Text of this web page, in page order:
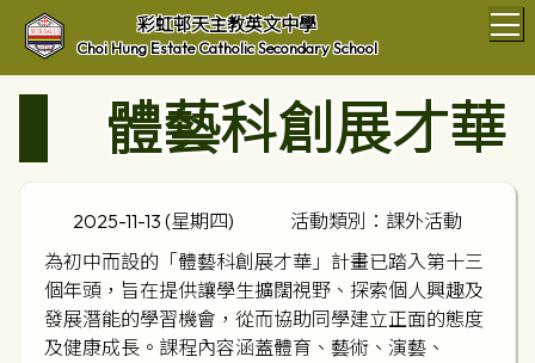
彩虹邨天主教英文中學
Choi Hung Estate Catholic Secondary School
體藝科創展才華
2025-11-13 (星期四)
活動類別：課外活動
為初中而設的「體藝科創展才華」計畫已踏入第十三
個年頭，旨在提供讓學生擴闊視野、探索個人興趣及
發展潛能的學習機會，從而協助同學建立正面的態度
及健康成長。課程內容涵蓋體育、藝術、演藝、